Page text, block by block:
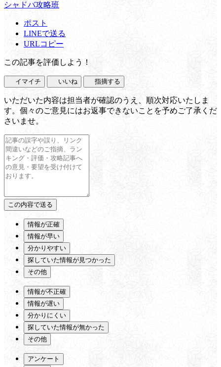
シャドバ攻略班
ポスト
LINEで送る
URLコピー
この記事を評価しよう！
イマイチ いいね 指摘する
いただいた内容は担当者が確認のうえ、順次対応いたしま
す。個々のご意見にはお返事できないことを予めご了承くだ
さいませ。
情報が正確
情報が早い
分かりやすい
探していた情報が見つかった
その他
情報が不正確
情報が遅い
分かりにくい
探していた情報が無かった
その他
アンケート